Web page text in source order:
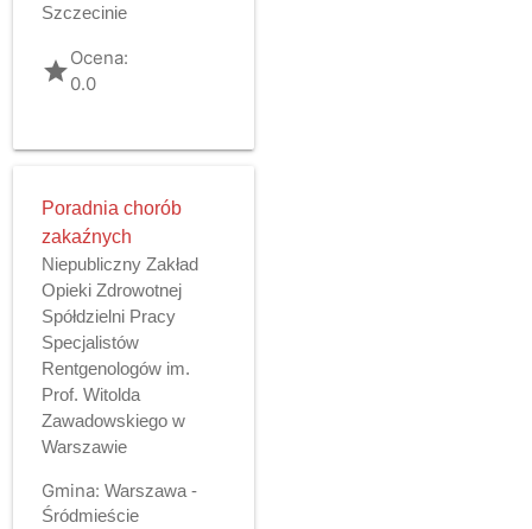
Szczecinie
gradeOcena:
0.0
Poradnia chorób
zakaźnych
Niepubliczny Zakład
Opieki Zdrowotnej
Spółdzielni Pracy
Specjalistów
Rentgenologów im.
Prof. Witolda
Zawadowskiego w
Warszawie
Gmina: Warszawa -
Śródmieście